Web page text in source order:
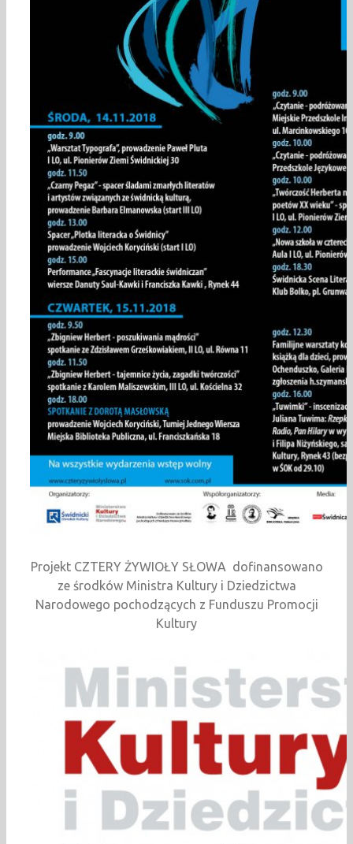
Projekt CZTERY ŻYWIOŁY SŁOWA dofinansowano
ze środków Ministra Kultury i Dziedzictwa
Narodowego pochodzących z Funduszu Promocji
Kultury